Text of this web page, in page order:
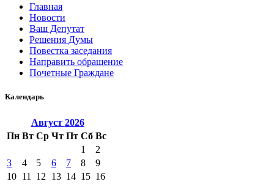
Главная
Новости
Ваш Депутат
Решения Думы
Повестка заседания
Направить обращение
Почетные Граждане
Календарь
Август 2026
Пн Вт Ср Чт Пт Сб Вс
1
2
3
4 5 6 7 8
9
10 11 12 13 14 15 16